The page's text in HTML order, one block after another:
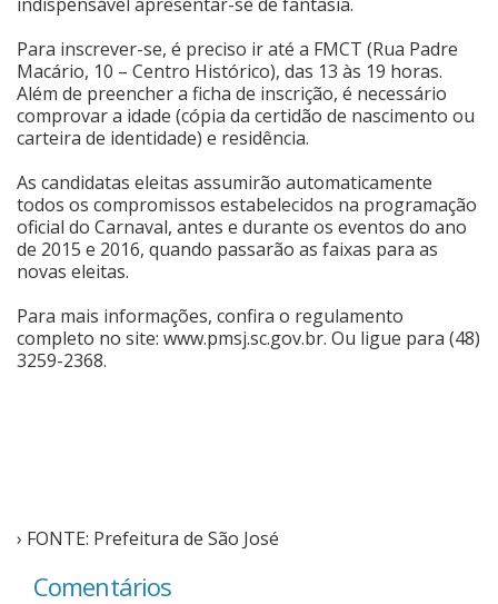
Para inscrever-se, é preciso ir até a FMCT (Rua Padre
Macário, 10 – Centro Histórico), das 13 às 19 horas.
Além de preencher a ficha de inscrição, é necessário
comprovar a idade (cópia da certidão de nascimento ou
carteira de identidade) e residência.
As candidatas eleitas assumirão automaticamente
todos os compromissos estabelecidos na programação
oficial do Carnaval, antes e durante os eventos do ano
de 2015 e 2016, quando passarão as faixas para as
novas eleitas.
Para mais informações, confira o regulamento
completo no site: www.pmsj.sc.gov.br. Ou ligue para (48)
3259-2368.
› FONTE: Prefeitura de São José
Comentários